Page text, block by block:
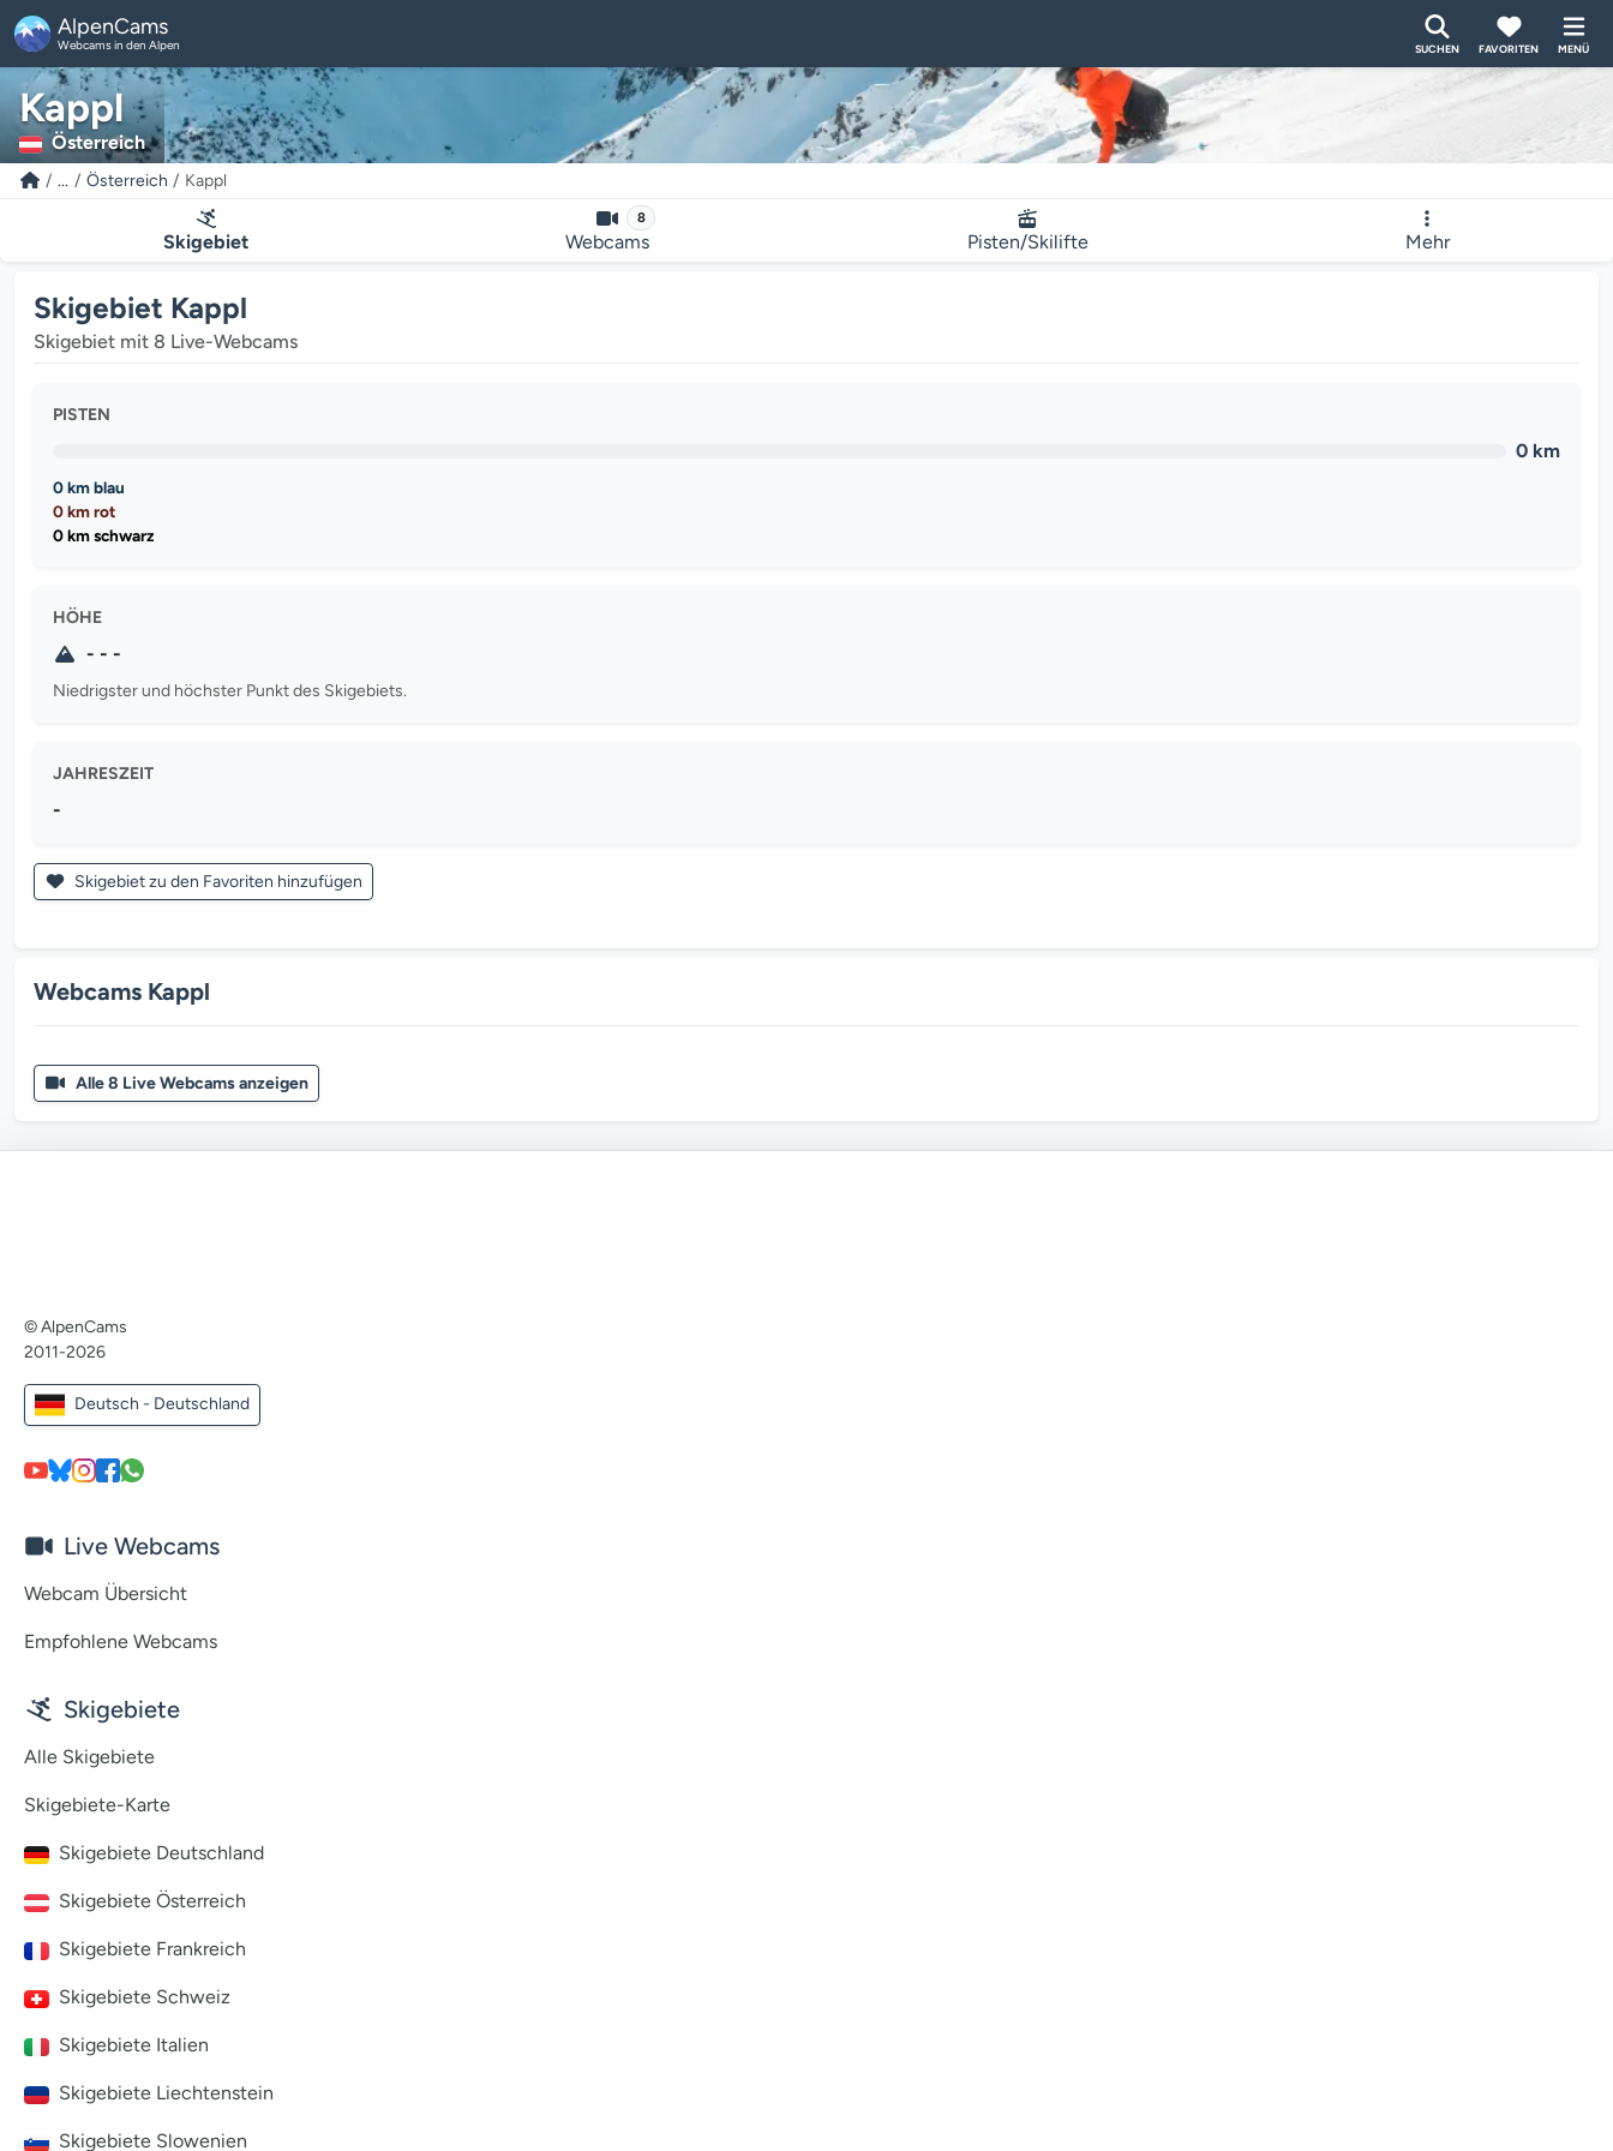
AlpenCams
Webcams in den Alpen SUCHEN FAVORITEN MENÜ
Kappl
Österreich
... Österreich Kappl
Skigebiet
8
Webcams Pisten/Skilifte Mehr
Skigebiet Kappl
Skigebiet mit 8 Live-Webcams
PISTEN
0 km
0 km blau
0 km rot
0 km schwarz
HÖHE
- - -
Niedrigster und höchster Punkt des Skigebiets.
JAHRESZEIT
-
Skigebiet zu den Favoriten hinzufügen
Webcams Kappl
Alle 8 Live Webcams anzeigen
© AlpenCams
2011-2026
Deutsch - Deutschland
Live Webcams
Webcam Übersicht
Empfohlene Webcams
Skigebiete
Alle Skigebiete
Skigebiete-Karte
Skigebiete Deutschland
Skigebiete Österreich
Skigebiete Frankreich
Skigebiete Schweiz
Skigebiete Italien
Skigebiete Liechtenstein
Skigebiete Slowenien